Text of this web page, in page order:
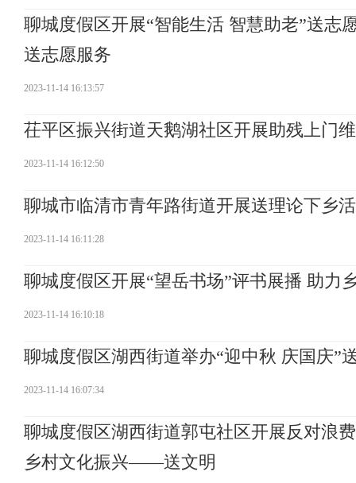
聊城度假区开展“智能生活 智慧助老”送
送志愿服务
2023-11-14 16:13:57
茌平区振兴街道天鹅湖社区开展助残上
2023-11-14 16:12:50
聊城市临清市青年路街道开展送理论下
2023-11-14 16:11:28
聊城度假区开展“望岳书场”评书展播 助
2023-11-14 16:10:18
聊城度假区湖西街道举办“迎中秋 庆国庆
2023-11-14 16:07:34
聊城度假区湖西街道郭屯社区开展反对浪
乡村文化振兴——送文明